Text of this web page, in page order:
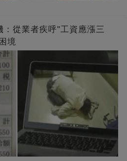
：從業者疾呼"工資應漲三
境